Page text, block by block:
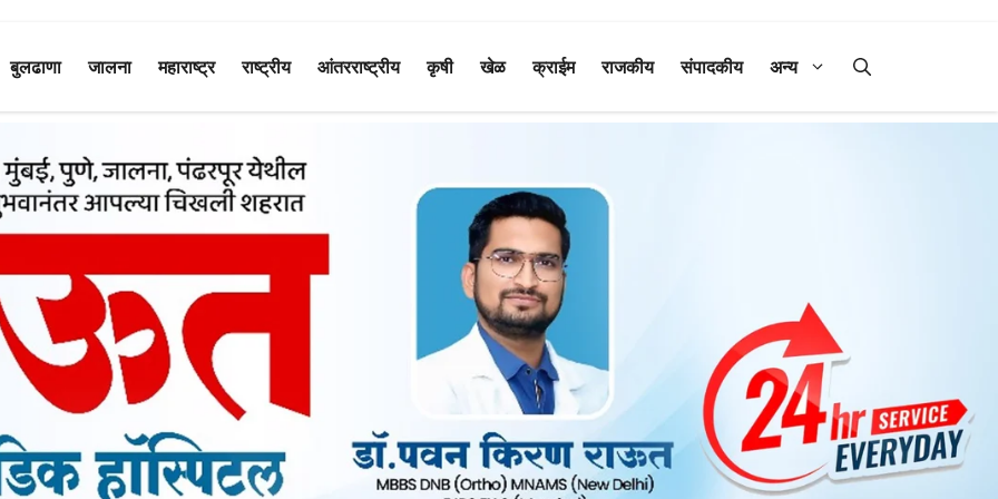
बुलढाणा जालना महाराष्ट्र राष्ट्रीय आंतरराष्ट्रीय कृषी खेळ क्राईम राजकीय संपादकीय अन्य